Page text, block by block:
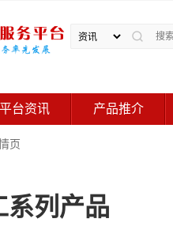
平台资讯 产品推介
页
系列产品